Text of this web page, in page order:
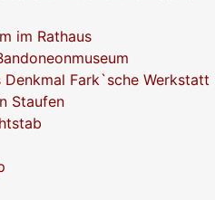
im Rathaus
Denkmal Fark`sche Werkstatt
Staufen